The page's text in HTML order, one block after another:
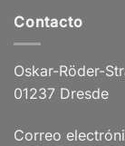
Contacto
Oskar-Röder-
01237 Dresde
Correo